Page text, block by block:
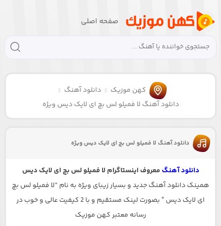
صفحه اصلی
کهن موزیک
دانلود آهنگ
دانلود آهنگ لا فمیلو لس بچ ای لایک دیس ویژه
دانلود آهنگ لا فمیلو لس بچ ای لایک دیس ویژه
دانلود آهنگ معروف اینستاگرام لا فمیلو لس بچ ای لایک دیس
همینک دانلود آهنگ جدید و بسیار زیبای ویژه به نام “لا فمیلو لس بچ
ای لایک دیس ” بصورت لینک مستقیم و با 2 کیفیت عالی و خوب در
رسانه معتبر کهن موزیک